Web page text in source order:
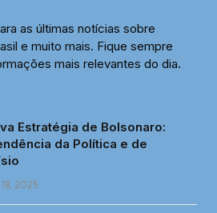
as últimas notícias sobre
e muito mais. Fique sempre
mais relevantes do dia.
Estratégia de Bolsonaro:
da Política e de
2025